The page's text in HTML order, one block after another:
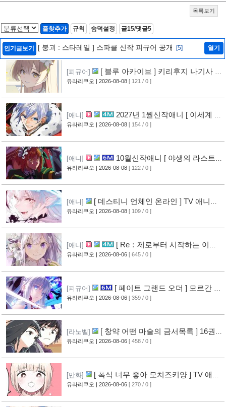
목록보기
즐찾추가 규칙 숨덕설정 글15/댓글5
인기글보기 [ 붕괴 : 스타레일 ] 스파클 신작 피규어 공개 [5] 열기
[피규어]
[ 블루 아카이브 ] 키리후지 나기사 신
작 피규어 공개 [2]
유라리쿠오 | 2026-08-08 [ 121 / 0 ]
[애니]
2027년 1월신작애니 [ 이세계 전
생 소동기 ] PV 영상 공개
유라리쿠오 | 2026-08-08 [ 154 / 0 ]
[애니]
10월신작애니 [ 야생의 라스트
보스가 나타났다! ] 2기 PV 영상 공개
유라리쿠오 | 2026-08-08 [ 122 / 0 ]
[애니]
[ 데스티니 언체인 온라인 ] TV 애니메
이션화 결정 [3]
유라리쿠오 | 2026-08-08 [ 109 / 0 ]
[애니]
[ Re：제로부터 시작하는 이세
계 생활 ] 4기 탈환편 PV 영상 공개
유라리쿠오 | 2026-08-06 [ 645 / 0 ]
[피규어]
[ 페이트 그랜드 오더 ] 모르간 르
페이 신작 피규어 공개
[6]
유라리쿠오 | 2026-08-06 [ 359 / 0 ]
[라노벨]
[ 창약 어떤 마술의 금서목록 ] 16권
표지 공개
[8]
유라리쿠오 | 2026-08-06 [ 458 / 0 ]
[만화]
[ 폭식 너무 좋아 모치즈키양 ] TV 애니
메이션화 결정 [9]
유라리쿠오 | 2026-08-06 [ 270 / 0 ]